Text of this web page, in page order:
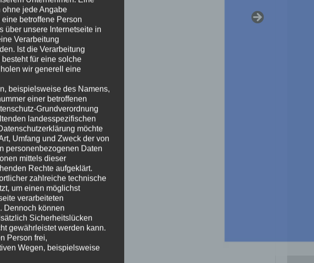
jede Angabe
betroffene Person
über unsere Internetseite in
Verarbeitung
Ist die Verarbeitung
für eine solche
wir generell eine
beispielsweise des Namens,
einer betroffenen
Grundverordnung
landesspezifischen
möchte
Umfang und Zweck der von
personenbezogenen Daten
mittels dieser
Rechte aufgeklärt.
zahlreiche technische
um einen möglichst
verarbeiteten
Dennoch können
Sicherheitslücken
gewährleistet werden kann.
Person frei,
Wegen, beispielsweise